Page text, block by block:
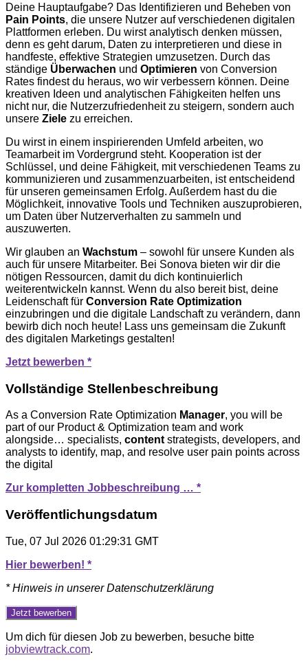
Deine Hauptaufgabe? Das Identifizieren und Beheben von
Pain Points, die unsere Nutzer auf verschiedenen digitalen
Plattformen erleben. Du wirst analytisch denken müssen,
denn es geht darum, Daten zu interpretieren und diese in
handfeste, effektive Strategien umzusetzen. Durch das
ständige Überwachen und Optimieren von Conversion
Rates findest du heraus, wo wir verbessern können. Deine
kreativen Ideen und analytischen Fähigkeiten helfen uns
nicht nur, die Nutzerzufriedenheit zu steigern, sondern auch
unsere Ziele zu erreichen.
Du wirst in einem inspirierenden Umfeld arbeiten, wo
Teamarbeit im Vordergrund steht. Kooperation ist der
Schlüssel, und deine Fähigkeit, mit verschiedenen Teams zu
kommunizieren und zusammenzuarbeiten, ist entscheidend
für unseren gemeinsamen Erfolg. Außerdem hast du die
Möglichkeit, innovative Tools und Techniken auszuprobieren,
um Daten über Nutzerverhalten zu sammeln und
auszuwerten.
Wir glauben an Wachstum – sowohl für unsere Kunden als
auch für unsere Mitarbeiter. Bei Sonova bieten wir dir die
nötigen Ressourcen, damit du dich kontinuierlich
weiterentwickeln kannst. Wenn du also bereit bist, deine
Leidenschaft für Conversion Rate Optimization
einzubringen und die digitale Landschaft zu verändern, dann
bewirb dich noch heute! Lass uns gemeinsam die Zukunft
des digitalen Marketings gestalten!
Jetzt bewerben *
Vollständige Stellenbeschreibung
As a Conversion Rate Optimization Manager, you will be
part of our Product & Optimization team and work
alongside… specialists, content strategists, developers, and
analysts to identify, map, and resolve user pain points across
the digital
Zur kompletten Jobbeschreibung … *
Veröffentlichungsdatum
Tue, 07 Jul 2026 01:29:31 GMT
Hier bewerben! *
* Hinweis in unserer Datenschutzerklärung
Um dich für diesen Job zu bewerben, besuche bitte
jobviewtrack.com.